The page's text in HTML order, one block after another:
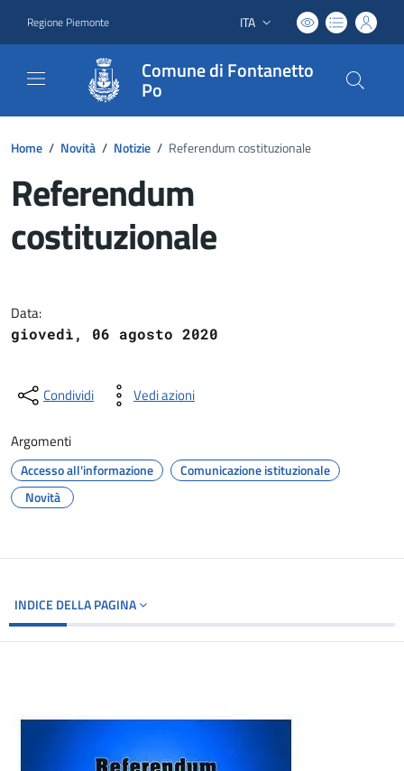
Regione Piemonte Lingua attiva:
ITA
Comune di Fontanetto
Po
Home / Novità / Notizie / Referendum costituzionale
Referendum
costituzionale
Data:
giovedì, 06 agosto 2020
Condividi Vedi azioni
Argomenti
Accesso all'informazione
Comunicazione istituzionale
Novità
INDICE DELLA PAGINA